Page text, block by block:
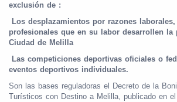
exclusión de :
Los desplazamientos por razones
profesionales que en su labor desarrollen la
Ciudad de Melilla
Las competiciones deportivas oficiales o
eventos deportivos individuales.
Son las bases reguladoras el Decreto de la
Turísticos con Destino a Melilla, publicado en